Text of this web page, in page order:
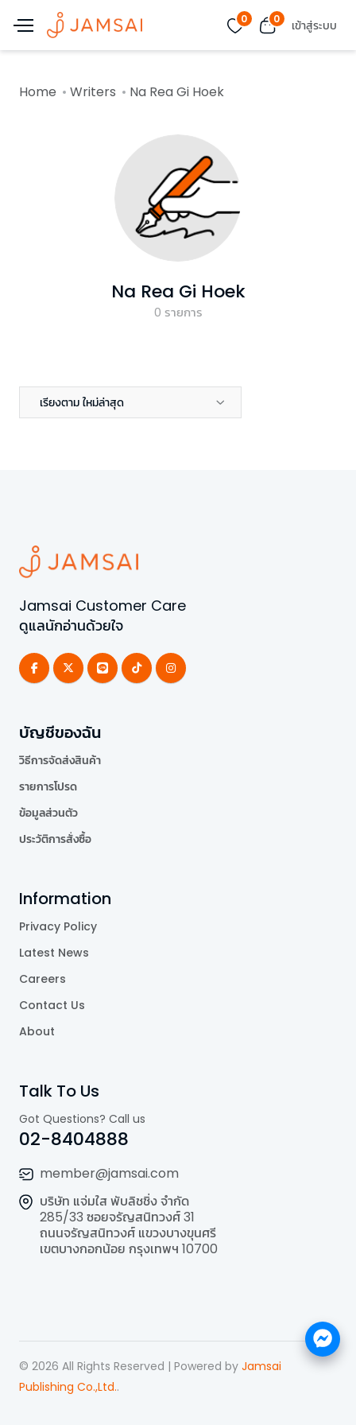
0 0 เข้าสู่ระบบ
Home Writers Na Rea Gi Hoek
Na Rea Gi Hoek
0 รายการ
เรียงตาม ใหม่ล่าสุด
Jamsai Customer Care
ดูแลนักอ่านด้วยใจ
บัญชีของฉัน
วิธีการจัดส่งสินค้า
รายการโปรด
ข้อมูลส่วนตัว
ประวัติการสั่งซื้อ
Information
Privacy Policy
Latest News
Careers
Contact Us
About
Talk To Us
Got Questions? Call us
02-8404888
member@jamsai.com
บริษัท แจ่มใส พับลิชชิ่ง จำกัด
285/33 ซอยจรัญสนิทวงศ์ 31
ถนนจรัญสนิทวงศ์ แขวงบางขุนศรี
เขตบางกอกน้อย กรุงเทพฯ 10700
© 2026 All Rights Reserved | Powered by Jamsai
Publishing Co.,Ltd..